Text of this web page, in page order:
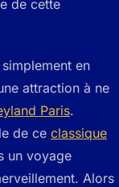
de cette
en
attraction à ne
Paris.
de ce classique
un voyage
Alors